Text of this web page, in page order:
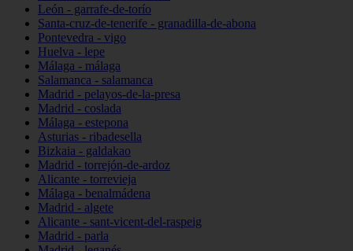
León - garrafe-de-torío
Santa-cruz-de-tenerife - granadilla-de-abona
Pontevedra - vigo
Huelva - lepe
Málaga - málaga
Salamanca - salamanca
Madrid - pelayos-de-la-presa
Madrid - coslada
Málaga - estepona
Asturias - ribadesella
Bizkaia - galdakao
Madrid - torrejón-de-ardoz
Alicante - torrevieja
Málaga - benalmádena
Madrid - algete
Alicante - sant-vicent-del-raspeig
Madrid - parla